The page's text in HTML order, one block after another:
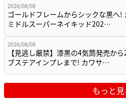
2026/08/08
ゴールドフレームからシックな黒へ!
ミドルスーパーネイキッド202…
2026/08/08
【見逃し厳禁】漆黒の4気筒発売か
ブステアインプレまで! カワサ…
もっと見